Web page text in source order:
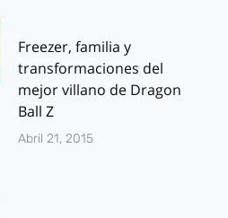
Freezer, familia y
transformaciones del
mejor villano de Dragon
Ball Z
Abril 21, 2015